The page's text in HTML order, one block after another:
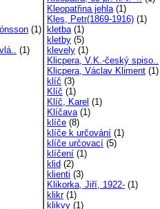
(1)
(1)
Kleopatřina jehla(1)
Kles, Petr(1869-1916) (1)
kletba(1)
kletby (5)
klevely (1)
Klicpera, V.K.-český spiso..
Klicpera, Václav Kliment (1)
klíč (3)
Klíč (1)
Klíč, Karel (1)
Klíčava(1)
klíče (8)
klíče k určování (1)
klíče určovací (5)
klíčení (1)
klid (2)
klienti (3)
Klikorka, Jiří, 1922- (1)
klikr(1)
klikvy (1)